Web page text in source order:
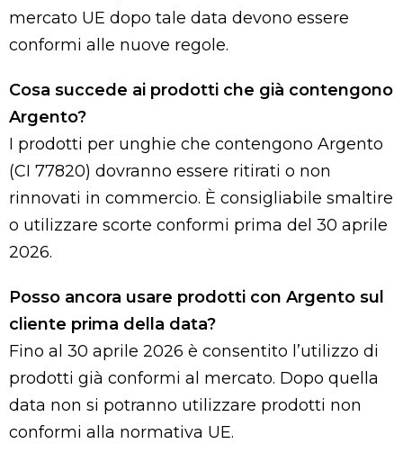
mercato UE dopo tale data devono essere
conformi alle nuove regole.
Cosa succede ai prodotti che già contengono
Argento?
I prodotti per unghie che contengono Argento
(CI 77820) dovranno essere ritirati o non
rinnovati in commercio. È consigliabile smaltire
o utilizzare scorte conformi prima del 30 aprile
2026.
Posso ancora usare prodotti con Argento sul
cliente prima della data?
Fino al 30 aprile 2026 è consentito l’utilizzo di
prodotti già conformi al mercato. Dopo quella
data non si potranno utilizzare prodotti non
conformi alla normativa UE.